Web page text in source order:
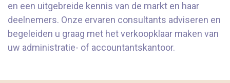
en een uitgebreide kennis van de markt en haar
deelnemers. Onze ervaren consultants adviseren en
begeleiden u graag met het verkoopklaar maken van
uw administratie- of accountantskantoor.